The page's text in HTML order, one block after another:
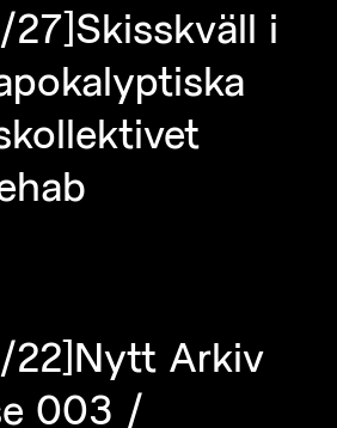
i
22]Nytt Arkiv
003 /